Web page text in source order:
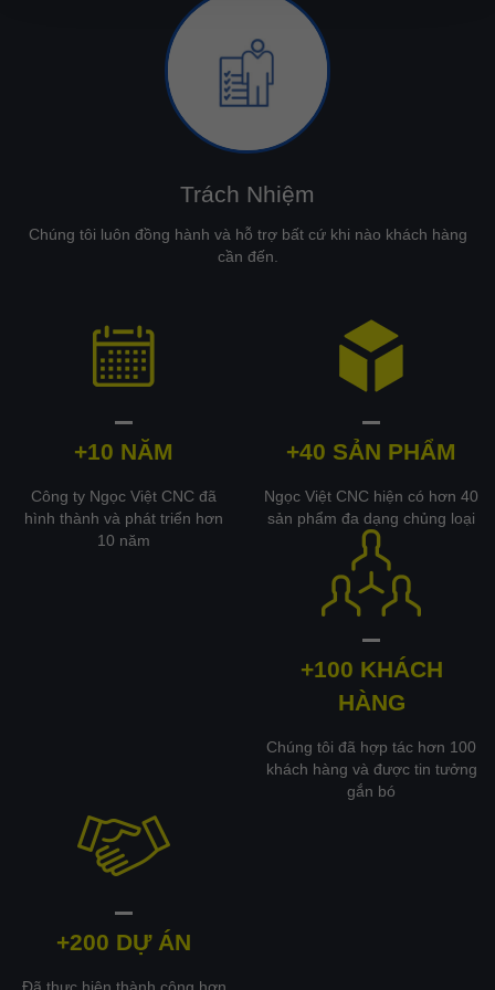
Trách Nhiệm
Chúng tôi luôn đồng hành và hỗ trợ bất cứ khi nào khách hàng
cần đến.
+10 NĂM
Công ty Ngọc Việt CNC đã
hình thành và phát triển hơn
10 năm
+40 SẢN PHẨM
Ngọc Việt CNC hiện có hơn 40
sản phẩm đa dạng chủng loại
+100 KHÁCH
HÀNG
Chúng tôi đã hợp tác hơn 100
khách hàng và được tin tưởng
gắn bó
+200 DỰ ÁN